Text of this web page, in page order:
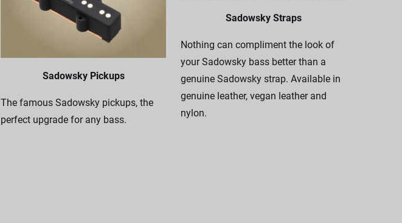
Sadowsky Pickups
The famous Sadowsky pickups, the
perfect upgrade for any bass.
Sadowsky Straps
Nothing can compliment the look of
your Sadowsky bass better than a
genuine Sadowsky strap. Available in
genuine leather, vegan leather and
nylon.